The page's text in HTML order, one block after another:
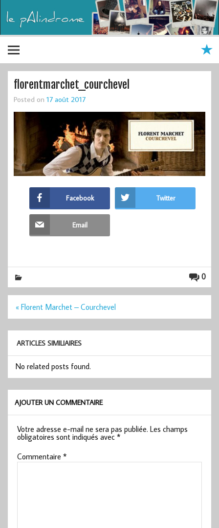
florentmarchet_courchevel
Posted on 17 août 2017
Facebook Twitter
Email
0
Navigation
l’article
« Florent Marchet – Courchevel
ARTICLES SIMILIAIRES
No related posts found.
AJOUTER UN COMMENTAIRE
Votre adresse e-mail ne sera pas publiée. Les champs
obligatoires sont indiqués avec*
Commentaire*